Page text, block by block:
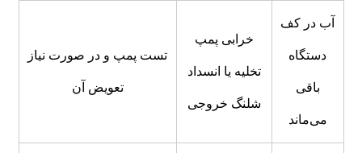
آب در کف
دستگاه
باقی
می‌ماند
خرابی پمپ
تخلیه یا انسداد
شلنگ خروجی
تست پمپ و در صورت نیاز
تعویض آن